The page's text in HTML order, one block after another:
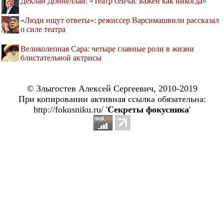
«Люди ищут ответы»: режиссер Варсимашвили рассказал
о силе театра
Великолепная Сара: четыре главные роли в жизни
блистательной актрисы
© Злыгостев Алексей Сергеевич, 2010-2019
При копировании активная ссылка обязательна:
http://fokusniku.ru/ 'Секреты фокусника'